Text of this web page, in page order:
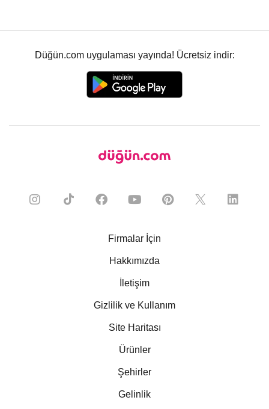
Düğün.com uygulaması yayında! Ücretsiz indir:
Firmalar İçin
Hakkımızda
İletişim
Gizlilik ve Kullanım
Site Haritası
Ürünler
Şehirler
Gelinlik